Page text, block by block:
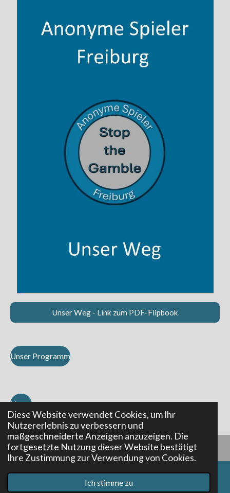
Diese Website verwendet Cookies, um Ihr
Nutzererlebnis zu verbessern und
maßgeschneiderte Anzeigen anzuzeigen. Die
fortgesetzte Nutzung dieser Website bestätigt
Ihre Zustimmung zur Verwendung von Cookies.
Ich stimme zu
Unser Weg - Link zum PDF-Flipbook
Unser Programm
Home
© 2023 spielsucht-freiburg.de I ImpressumI
© CopyrightIDatenschutzerklärungIInteraktionISitemapI
info@spielsucht-freiburg.de
Telefon